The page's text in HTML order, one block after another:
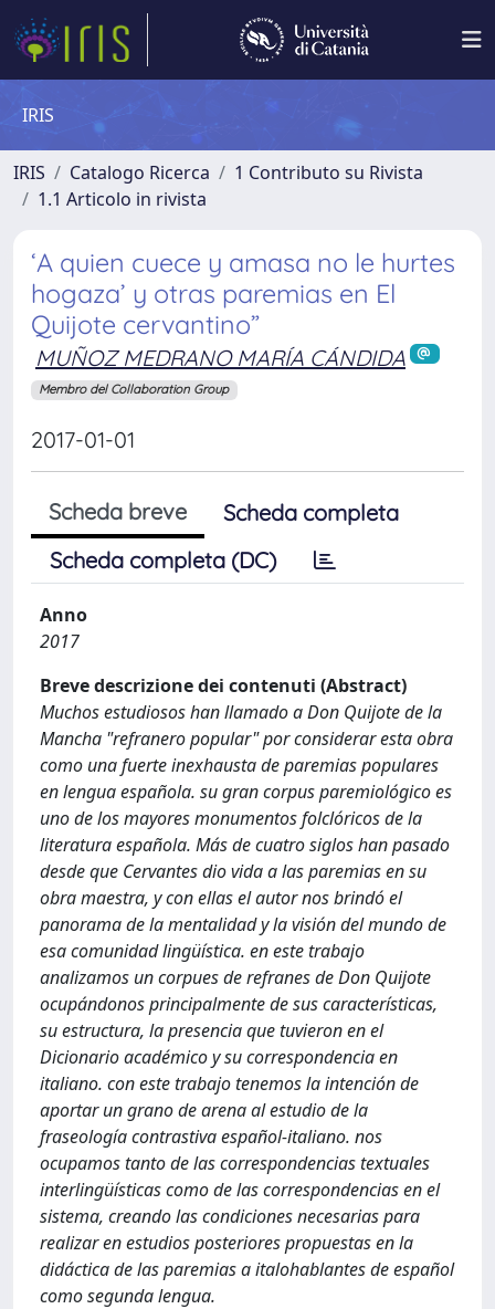
IRIS
IRIS Catalogo Ricerca
1 Contributo su Rivista
1.1 Articolo in rivista
‘A quien cuece y amasa no le hurtes
hogaza’ y otras paremias en El
Quijote cervantino”
MUÑOZ MEDRANO MARÍA CÁNDIDA
Membro del Collaboration Group
2017-01-01
Scheda breve
Scheda completa
Scheda completa (DC)
Anno
2017
Breve descrizione dei contenuti (Abstract)
Muchos estudiosos han llamado a Don Quijote de la
Mancha "refranero popular" por considerar esta obra
como una fuerte inexhausta de paremias populares
en lengua española. su gran corpus paremiológico es
uno de los mayores monumentos folclóricos de la
literatura española. Más de cuatro siglos han pasado
desde que Cervantes dio vida a las paremias en su
obra maestra, y con ellas el autor nos brindó el
panorama de la mentalidad y la visión del mundo de
esa comunidad lingüística. en este trabajo
analizamos un corpues de refranes de Don Quijote
ocupándonos principalmente de sus características,
su estructura, la presencia que tuvieron en el
Dicionario académico y su correspondencia en
italiano. con este trabajo tenemos la intención de
aportar un grano de arena al estudio de la
fraseología contrastiva español-italiano. nos
ocupamos tanto de las correspondencias textuales
interlingüísticas como de las correspondencias en el
sistema, creando las condiciones necesarias para
realizar en estudios posteriores propuestas en la
didáctica de las paremias a italohablantes de español
como segunda lengua.